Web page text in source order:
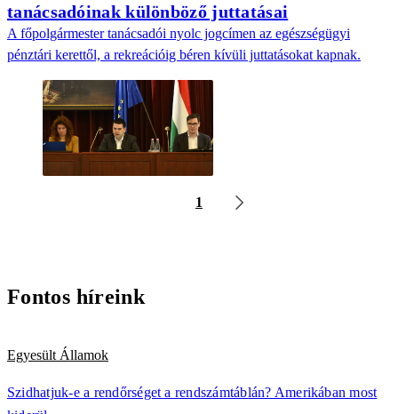
tanácsadóinak különböző juttatásai
A főpolgármester tanácsadói nyolc jogcímen az egészségügyi
pénztári kerettől, a rekreációig béren kívüli juttatásokat kapnak.
1
Fontos híreink
Egyesült Államok
Szidhatjuk-e a rendőrséget a rendszámtáblán? Amerikában most